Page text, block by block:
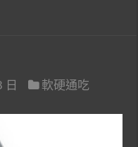
日
軟硬通吃